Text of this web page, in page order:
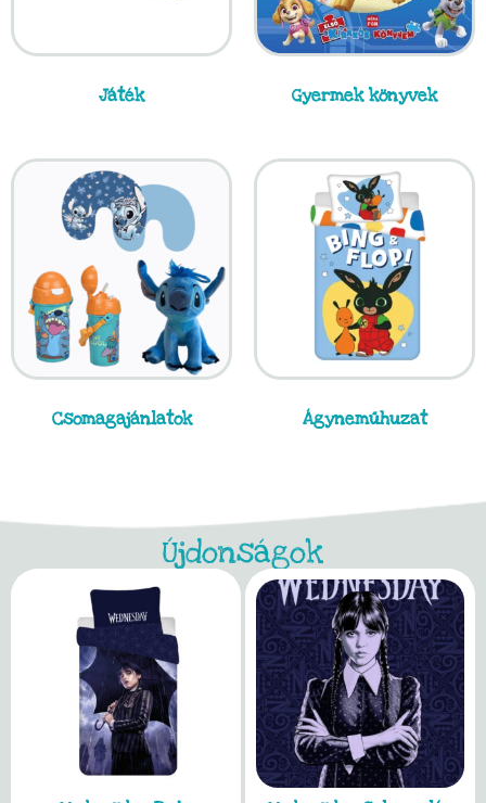
Játék Gyermek könyvek
Csomagajánlatok Ágyneműhuzat
Újdonságok